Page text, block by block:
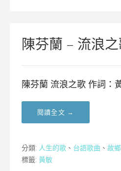
陳芬蘭 – 流浪
陳芬蘭 流浪之歌 作詞：
閱讀全文 →
分類: 人生的歌 、 台語歌曲 、 故
標籤: 黃敏